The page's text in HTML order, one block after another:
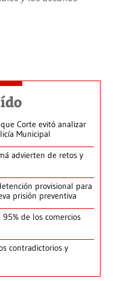
Corte evitó analizar
Municipal
advierten de retos y
provisional para
prisión preventiva
de los comercios
contradictorios y